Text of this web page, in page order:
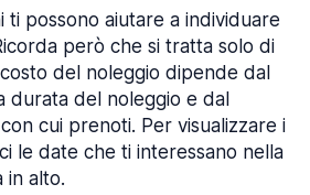
ti possono aiutare a individuare
però che si tratta solo di
del noleggio dipende dal
durata del noleggio e dal
cui prenoti. Per visualizzare i
le date che ti interessano nella
in alto.